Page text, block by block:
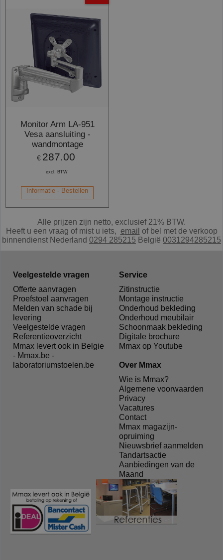
Monitor Arm LA-951
Vesa aansluiting -
wandmontage
€ 287.00
excl. BTW
Informatie - Bestellen
Alle prijzen zijn netto, exclusief 21% BTW.
Heeft u een vraag of mist u iets, email of bel met de verkoop
binnendienst Nederland 0294 285215 België 0031294285215
Veelgestelde vragen
Offerte aanvragen
Proefstoel aanvragen
Melden van schade bij
levering
Veelgestelde vragen
Referentieoverzicht
Mmax levert ook in Belgie
- Mmax.be -
laboratoriumstoelen.be
Service
Zitinstructie
Montage instructie
Onderhoud bekleding
Onderhoud meubilair
Schoonmaak bekleding
Digitale brochure
Mmax op Youtube
Over Mmax
Wie is Mmax?
Algemene voorwaarden
Privacy
Vacatures
Contact
Mmax magazijn-
opruiming
Nieuwsbrief aanmelden
Tandartsactie
Aanbiedingen van de
Maand